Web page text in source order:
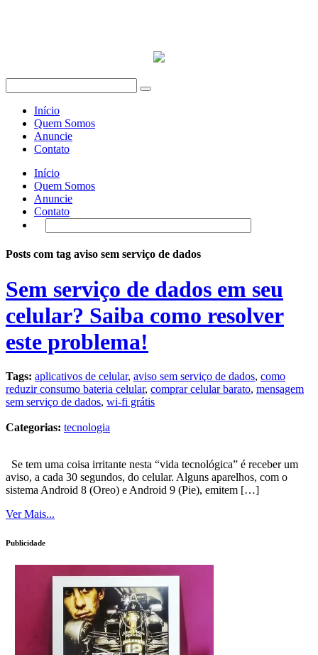
Início
Quem Somos
Anuncie
Contato
Início
Quem Somos
Anuncie
Contato
Posts com tag aviso sem serviço de dados
Sem serviço de dados em seu
celular? Saiba como resolver
este problema!
Tags: aplicativos de celular, aviso sem serviço de dados, como
reduzir consumo bateria celular, comprar celular barato, mensagem
sem serviço de dados, wi-fi grátis
Categorias: tecnologia
Se tem uma coisa irritante nesta “vida tecnológica” é receber um
aviso, a cada 30 segundos, do celular. Alguns aparelhos, com o
sistema Android 8 (Oreo) e Android 9 (Pie), emitem […]
Ver Mais...
Publicidade